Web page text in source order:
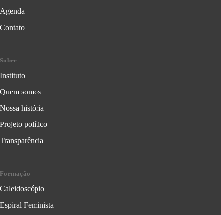
Agenda
Contato
Sobre
Instituto
Quem somos
Nossa história
Projeto político
Transparência
Formação
Caleidoscópio
Espiral Feminista